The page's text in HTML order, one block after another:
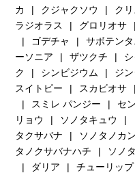
カ
クジャクソウ ク
ラジオラス
グロリオサ
ゴデチャ
サボテン
ーソニア
ザツクチ
ク
シンビジウム ジ
スイトピー
スカビオサ
スミレ パンジー
セ
リョウ
ソノタキュウ
タクサバナ
ソノタノカ
タノクサバナハチ
ソノ
ダリア
チューリップ